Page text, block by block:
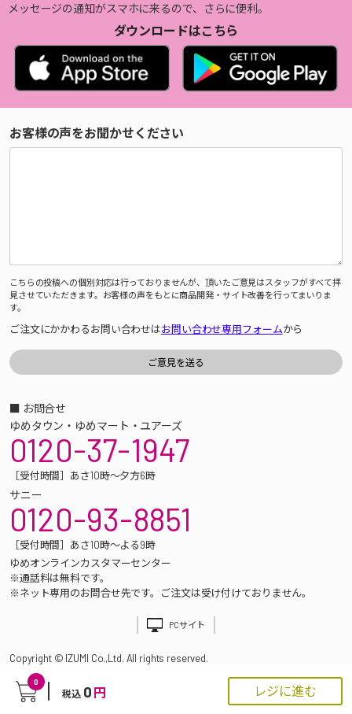
0
税込 0 円 レジに進む
メッセージの通知がスマホに来るので、さらに便利。
ダウンロードはこちら
お客様の声をお聞かせください
こちらの投稿への個別対応は行っておりませんが、頂いたご意見はスタッフがすべて拝
見させていただきます。お客様の声をもとに商品開発・サイト改善を行ってまいりま
す。
ご注文にかかわるお問い合わせはお問い合わせ専用フォームから
■ お問合せ
ゆめタウン・ゆめマート・ユアーズ
0120-37-1947
［受付時間］あさ10時～夕方6時
サニー
0120-93-8851
［受付時間］あさ10時～よる9時
ゆめオンラインカスタマーセンター
※通話料は無料です。
※ネット専用のお問合せ先です。ご注文は受け付けておりません。
PCサイト
Copyright © IZUMI Co.,Ltd. All rights reserved.